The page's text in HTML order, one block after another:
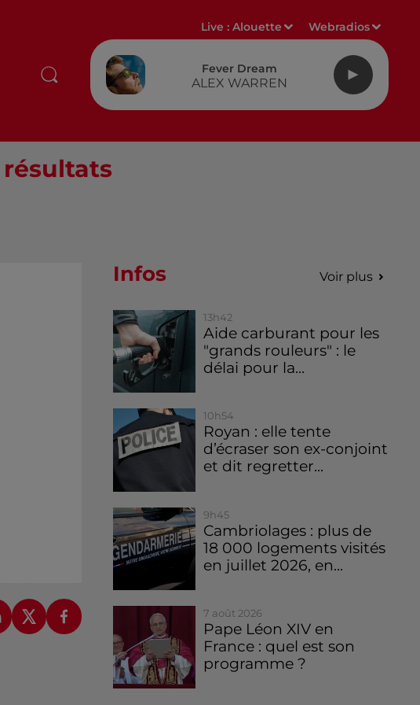
Live :Alouette Webradios
Fever Dream
ALEX WARREN
Infos Voir plus
13h42
Aide carburant pour les
"grands rouleurs" : le
délai pour la...
10h54
Royan : elle tente
d’écraser son ex-conjoint
et dit regretter...
9h45
Cambriolages : plus de
18 000 logements visités
en juillet 2026, en...
7 août 2026
Pape Léon XIV en
France : quel est son
programme ?